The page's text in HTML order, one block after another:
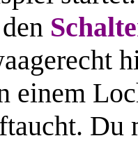
einem
Du